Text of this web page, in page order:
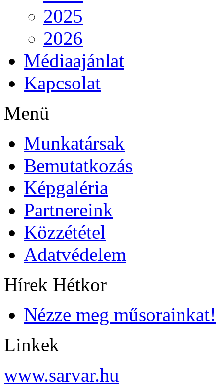
2025
2026
Médiaajánlat
Kapcsolat
Menü
Munkatársak
Bemutatkozás
Képgaléria
Partnereink
Közzététel
Adatvédelem
Hírek Hétkor
Nézze meg műsorainkat!
Linkek
www.sarvar.hu